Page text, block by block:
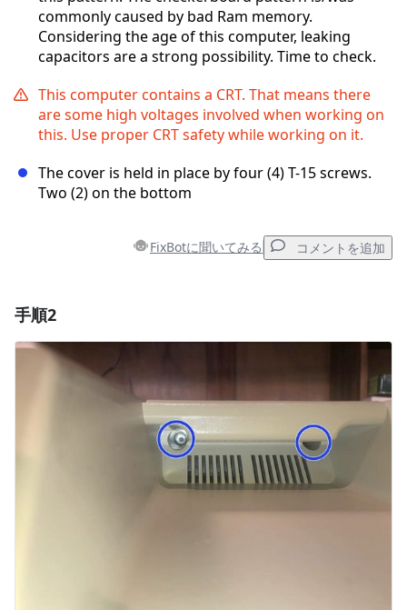
commonly caused by bad Ram memory.
Considering the age of this computer, leaking
capacitors are a strong possibility. Time to check.
This computer contains a CRT. That means there
are some high voltages involved when working on
this. Use proper CRT safety while working on it.
The cover is held in place by four (4) T-15 screws.
Two (2) on the bottom
FixBotに聞いてみる コメントを追加
コメントを追加
キャンセル コメントを投稿
手順2